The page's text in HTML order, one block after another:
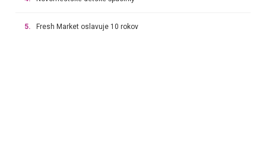
5. Fresh Market oslavuje 10 rokov